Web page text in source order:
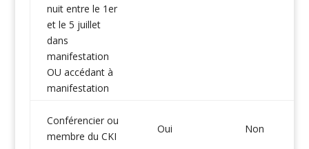
nuit entre le 1er
et le 5 juillet
dans
manifestation
OU accédant à
manifestation
Conférencier ou
membre du CKI
Oui Non